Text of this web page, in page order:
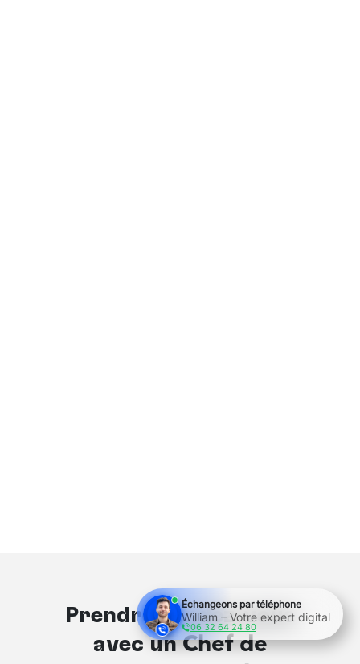
Prendre rendez-vous
avec unChef de
Échangeons par téléphone
William – Votre expert digital
06 32 64 24 80